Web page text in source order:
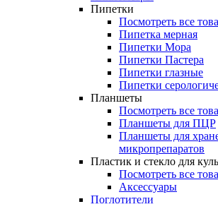
Пипетки
Посмотреть все
Пипетка мерная
Пипетки Мора
Пипетки Пастера
Пипетки глазные
Пипетки
Планшеты
Посмотреть все
Планшеты для ПЦР
Планшеты для
микропрепаратов
Пластик и стекло для
Посмотреть все
Аксессуары
Поглотители